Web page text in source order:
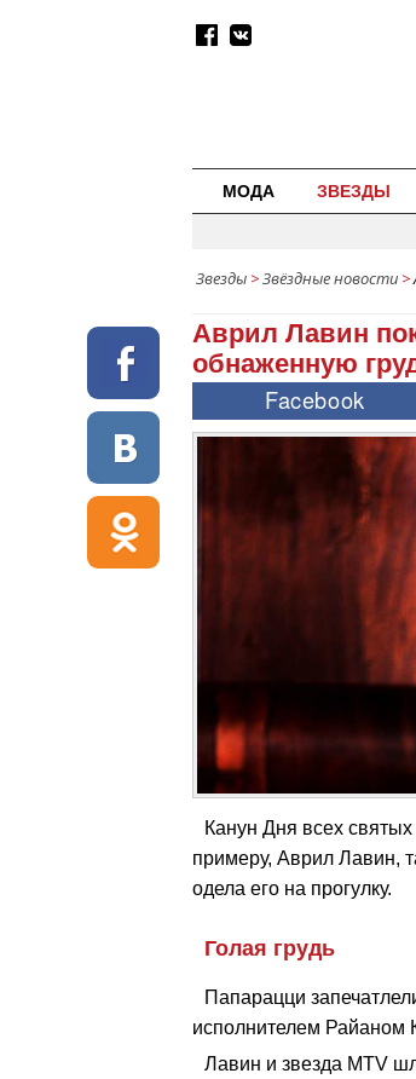
МОДА ЗВЕЗДЫ
Звезды >Звёздные новости >
Аврил Лавин
обнаженную
Канун Дня всех
примеру, Аврил Лавин,
одела его на прогулку.
Голая грудь
Папарацци
исполнителем Райаном
Лавин и звезда MTV